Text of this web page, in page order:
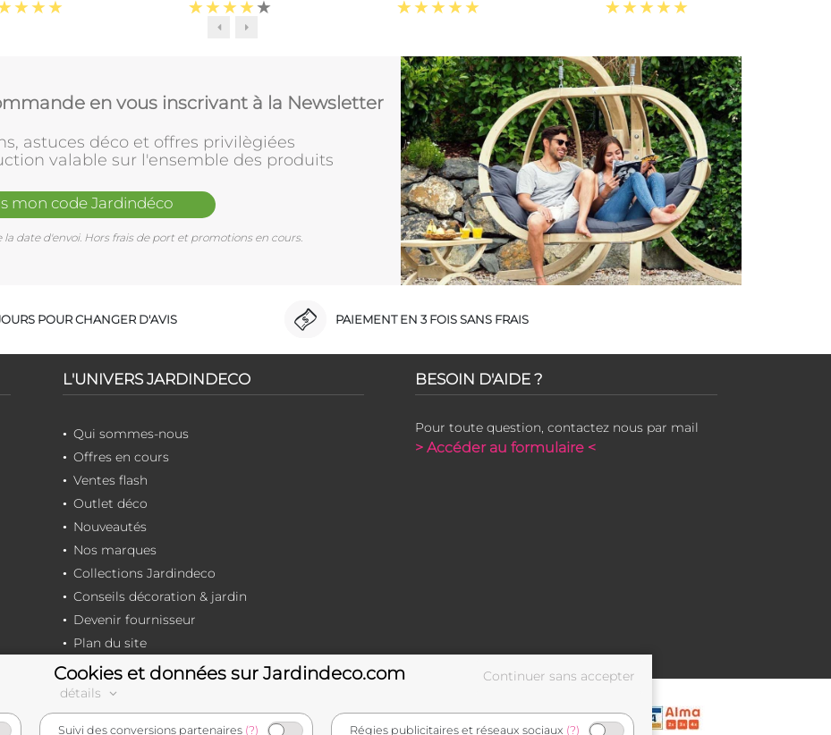
en vous inscrivant à la Newsletter
astuces déco et offres privilègiées
valable sur l'ensemble des produits
mon code Jardindéco
date d'envoi. Hors frais de port et promotions en cours.
POUR CHANGER D'AVIS PAIEMENT EN 3 FOIS SANS FRAIS
L'UNIVERS JARDINDECO
Qui sommes-nous
Offres en cours
Ventes flash
Outlet déco
Nouveautés
Nos marques
Collections Jardindeco
Conseils décoration & jardin
Devenir fournisseur
Plan du site
BESOIN D'AIDE ?
Pour toute question, contactez nous par mail
> Accéder au formulaire <
e-commerçant français
Cookies et données sur Jardindeco.com
détails
Suivi des conversions partenaires (?) Régies publicitaires et réseaux sociaux (?)